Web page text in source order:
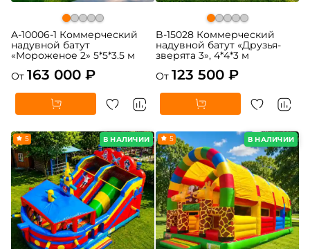
A-10006-1 Коммерческий
надувной батут
«Мороженое 2» 5*5*3.5 м
От 163 000 ₽
B-15028 Коммерческий
надувной батут «Друзья-
зверята 3», 4*4*3 м
От 123 500 ₽
В НАЛИЧИИ
5 В НАЛИЧИИ
5